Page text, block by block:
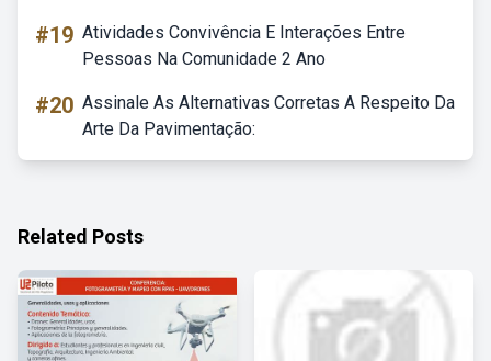
#19 Atividades Convivência E Interações Entre
Pessoas Na Comunidade 2 Ano
#20 Assinale As Alternativas Corretas A Respeito Da
Arte Da Pavimentação:
Related Posts